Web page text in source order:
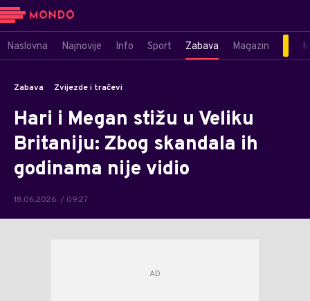
Naslovna Najnovije Info Sport Zabava Magazin
Zabava Zvijezde i tračevi
Hari i Megan stižu u Veliku
Britaniju: Zbog skandala ih
godinama nije vidio
18.06.2026. / 09:27